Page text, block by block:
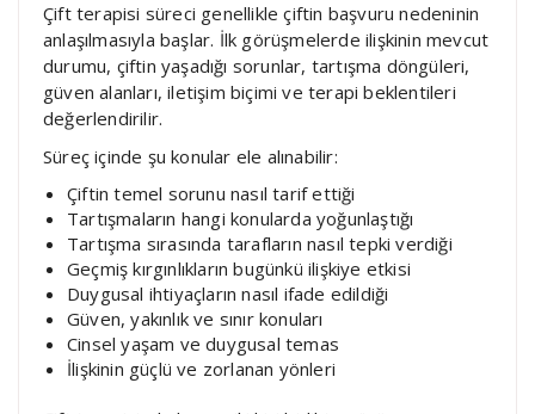
Çift terapisi süreci genellikle çiftin başvuru nedeninin
anlaşılmasıyla başlar. İlk görüşmelerde ilişkinin mevcut
durumu, çiftin yaşadığı sorunlar, tartışma döngüleri,
güven alanları, iletişim biçimi ve terapi beklentileri
değerlendirilir.
Süreç içinde şu konular ele alınabilir:
Çiftin temel sorunu nasıl tarif ettiği
Tartışmaların hangi konularda yoğunlaştığı
Tartışma sırasında tarafların nasıl tepki verdiği
Geçmiş kırgınlıkların bugünkü ilişkiye etkisi
Duygusal ihtiyaçların nasıl ifade edildiği
Güven, yakınlık ve sınır konuları
Cinsel yaşam ve duygusal temas
İlişkinin güçlü ve zorlanan yönleri